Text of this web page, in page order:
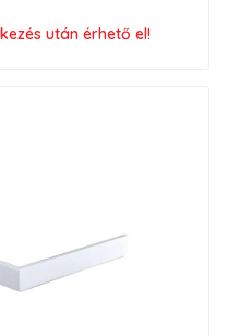
után érhető el!